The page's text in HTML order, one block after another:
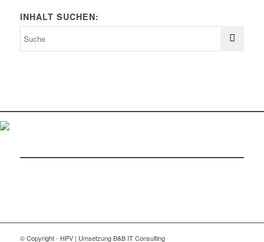
INHALT SUCHEN:
© Copyright - HPV | Umsetzung B&B IT Consulting